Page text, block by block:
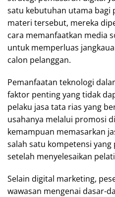
satu kebutuhan utama bagi
materi tersebut, mereka
cara memanfaatkan media
untuk memperluas
calon pelanggan.
Pemanfaatan teknologi
faktor penting yang tidak
pelaku jasa tata rias yang
usahanya melalui promosi
kemampuan memasarkan
salah satu kompetensi
setelah menyelesaikan
Selain digital marketing,
wawasan mengenai dasar-